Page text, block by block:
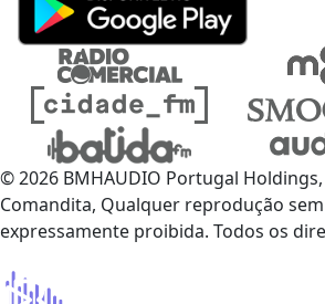
© 2026 BMHAUDIO Portugal
Comandita, Qualquer reprodução
expressamente proibida. Todos os